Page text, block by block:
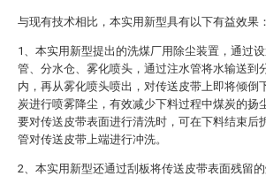
与现有技术相比，本实用新型具有以下有益效果：
1、本实用新型提出的洗煤厂用除尘装置，通过
管、分水仓、雾化喷头，通过注水管将水输送到
内，再从雾化喷头喷出，对传送皮带上即将倾倒
炭进行喷雾降尘，有效减少下料过程中煤炭的扬
要对传送皮带表面进行清洗时，可在下料结束后
管对传送皮带上端进行冲洗。
2、本实用新型还通过刮板将传送皮带表面残留